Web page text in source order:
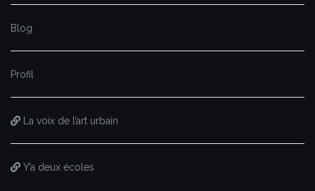
Blog
Profil
La voix de l’art urbain
Y’a deux écoles